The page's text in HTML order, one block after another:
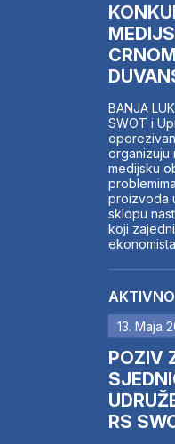
BANJA
SWOT i
organizuju
medijsku
proizvoda
sklopu
koji
13. Maja
POZIV
RS